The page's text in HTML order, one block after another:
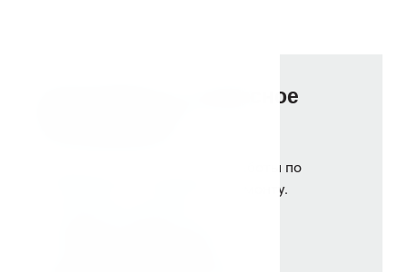
Гарантийное и сервисное
Сервисный центр выполняет работы по
гарантийному и сервисному ремонту.